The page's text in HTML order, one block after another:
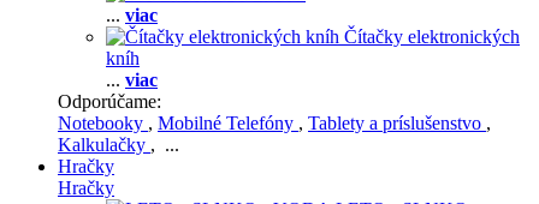
... viac
Čítačky elektronických
kníh
... viac
Odporúčame:
Notebooky , Mobilné Telefóny , Tablety a príslušenstvo ,
Kalkulačky , ...
Hračky
Hračky